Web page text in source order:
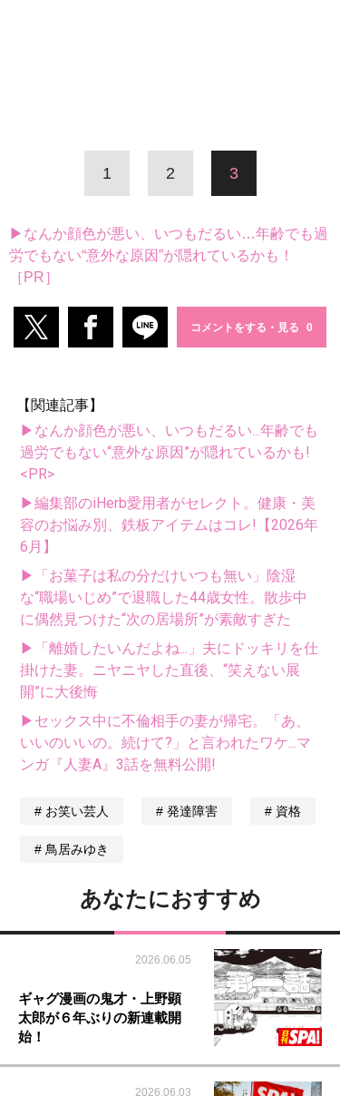
1 2 3
▶なんか顔色が悪い、いつもだるい…年齢でも過
労でもない“意外な原因”が隠れているかも！
［PR］
コメントをする・見る
【関連記事】
▶なんか顔色が悪い、いつもだるい...年齢でも
過労でもない“意外な原因”が隠れているかも!
<PR>
▶編集部のiHerb愛用者がセレクト。健康・美
容のお悩み別、鉄板アイテムはコレ!【2026年
6月】
▶「お菓子は私の分だけいつも無い」陰湿
な“職場いじめ”で退職した44歳女性。散歩中
に偶然見つけた“次の居場所”が素敵すぎた
▶「離婚したいんだよね...」夫にドッキリを仕
掛けた妻。ニヤニヤした直後、“笑えない展
開”に大後悔
▶セックス中に不倫相手の妻が帰宅。「あ、
いいのいいの。続けて?」と言われたワケ...マ
ンガ『人妻A』3話を無料公開!
お笑い芸人 発達障害 資格
鳥居みゆき
あなたにおすすめ
2026.06.05
ギャグ漫画の鬼才・上野顕
太郎が６年ぶりの新連載開
始！
2026.06.03